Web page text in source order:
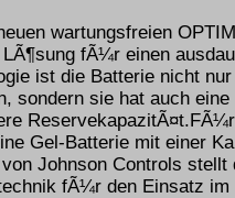
wartungsfreien
LÃ¶sung fÃ¼r einen
ist die Batterie nicht
sondern sie hat auch
Gel-Batterie mit einer
Johnson Controls
fÃ¼r den Einsatz im